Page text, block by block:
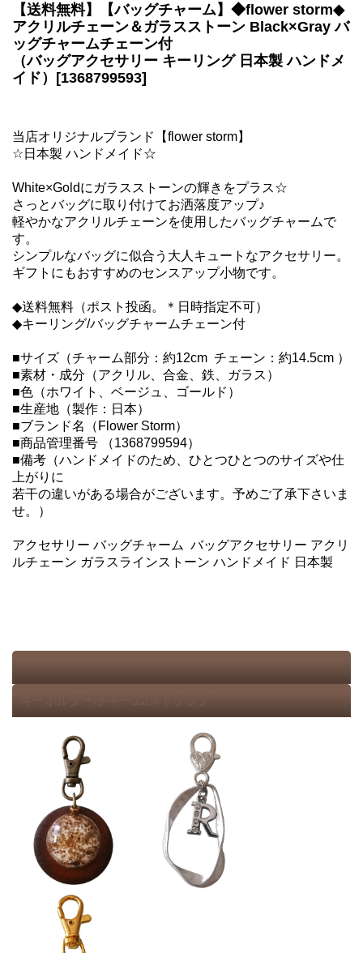
【送料無料】【バッグチャーム】◆flower storm◆
アクリルチェーン＆ガラスストーン Black×Gray バ
ッグチャームチェーン付
（バッグアクセサリー キーリング 日本製 ハンドメ
イド）[1368799593]
当店オリジナルブランド【flower storm】
☆日本製 ハンドメイド☆
White×Goldにガラスストーンの輝きをプラス☆
さっとバッグに取り付けてお洒落度アップ♪
軽やかなアクリルチェーンを使用したバッグチャームで
す。
シンプルなバッグに似合う大人キュートなアクセサリー。
ギフトにもおすすめのセンスアップ小物です。
◆送料無料（ポスト投函。＊日時指定不可）
◆キーリング/バッグチャームチェーン付
■サイズ（チャーム部分：約12cm チェーン：約14.5cm ）
■素材・成分（アクリル、合金、鉄、ガラス）
■色（ホワイト、ベージュ、ゴールド）
■生産地（製作：日本）
■ブランド名（Flower Storm）
■商品管理番号 （1368799594）
■備考（ハンドメイドのため、ひとつひとつのサイズや仕
上がりに
若干の違いがある場合がございます。予めご了承下さいま
せ。）
アクセサリー バッグチャーム バッグアクセサリー アクリ
ルチェーン ガラスラインストーン ハンドメイド 日本製